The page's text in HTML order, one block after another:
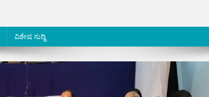
ವಿಶೇಷ ಸುದ್ದಿ